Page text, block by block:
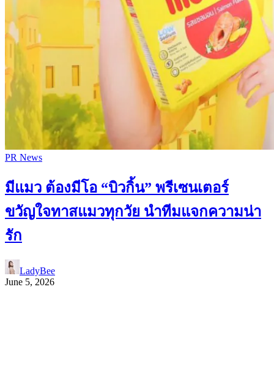
PR News
มีแมว ต้องมีโอ “บิวกิ้น” พรีเซนเตอร์
ขวัญใจทาสแมวทุกวัย นำทีมแจกความน่า
รัก
LadyBee
June 5, 2026